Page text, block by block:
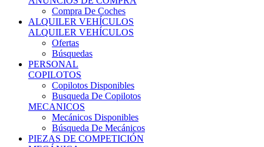
Compra De Coches
ALQUILER VEHÍCULOS
ALQUILER VEHÍCULOS
Ofertas
Búsquedas
PERSONAL
COPILOTOS
Copilotos Disponibles
Busqueda De Copilotos
MECANICOS
Mecánicos Disponibles
Búsqueda De Mecánicos
PIEZAS DE COMPETICIÓN